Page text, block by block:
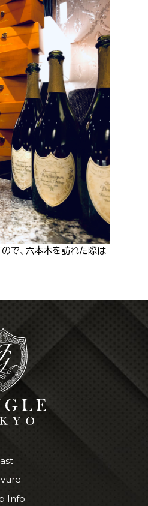
プロダクション事業
で、六本木を訪れた際は
Info